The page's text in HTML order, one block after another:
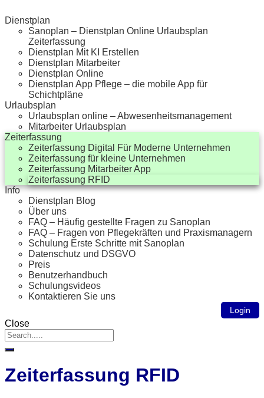
Dienstplan
Sanoplan – Dienstplan Online Urlaubsplan
Zeiterfassung
Dienstplan Mit KI Erstellen
Dienstplan Mitarbeiter
Dienstplan Online
Dienstplan App Pflege – die mobile App für
Schichtpläne
Urlaubsplan
Urlaubsplan online – Abwesenheitsmanagement
Mitarbeiter Urlaubsplan
Zeiterfassung
Zeiterfassung Digital Für Moderne Unternehmen
Zeiterfassung für kleine Unternehmen
Zeiterfassung Mitarbeiter App
Zeiterfassung RFID
Info
Dienstplan Blog
Über uns
FAQ – Häufig gestellte Fragen zu Sanoplan
FAQ – Fragen von Pflegekräften und Praxismanagern
Schulung Erste Schritte mit Sanoplan
Datenschutz und DSGVO
Preis
Benutzerhandbuch
Schulungsvideos
Kontaktieren Sie uns
Login
Close
Zeiterfassung RFID